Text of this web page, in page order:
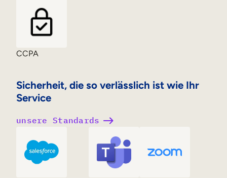
Sicherheit, die so verlässlich ist wie Ihr
Service
CCPA
unsere Standards